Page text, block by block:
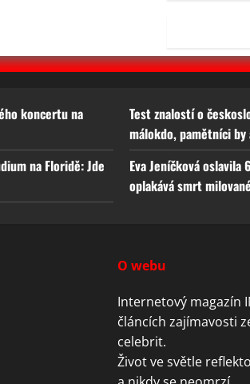
koncertu na
Test znalostí o
málokdo, pamětníci
na Floridě: Jde
Eva Jeníčková
oplakává smrt
O webu
Internetový magazín
článcích zajímavosti
celebrit.
Život ve světle